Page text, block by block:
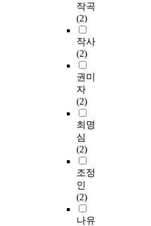
작곡
(2)
작사
(2)
권미
자
(2)
최명
심
(2)
조정
인
(2)
나유